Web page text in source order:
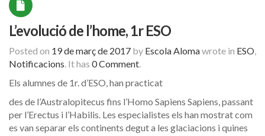
L’evolució de l’home, 1r ESO
Posted on 19 de març de 2017 by Escola Alomawrote in ESO,
Notificacions. It has 0 Comment.
Els alumnes de 1r. d’ESO, han practicat
des de l’Australopitecus fins l’Homo Sapiens Sapiens, passant
per l’Erectus i l’Habilis. Les especialistes els han mostrat com
es van separar els continents degut a les glaciacions i quines